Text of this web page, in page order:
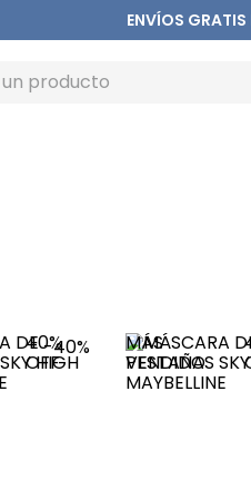
ENVÍOS
-40%
40%
OFF
MÁS
VENDIDO